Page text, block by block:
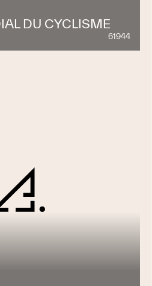
DU CYCLISME
61944